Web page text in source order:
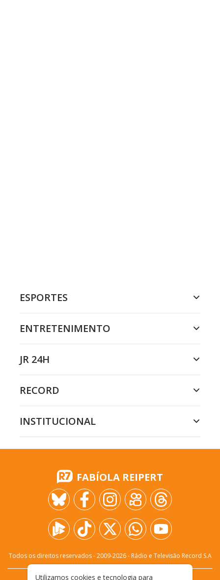
ESPORTES
ENTRETENIMENTO
JR 24H
RECORD
INSTITUCIONAL
FABÍOLA REIPERT
Todos os direitos reservados - 2009-2026- Rádio e Televisão Record S.A
Utilizamos cookies e tecnologia para